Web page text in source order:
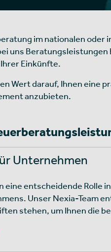
im nationalen
uns
Einkünfte.
Wert darauf, Ihnen eine
anzubieten.
Unternehmen
eine entscheidende Rolle
Unser Nexia-Team
stehen, um Ihnen die